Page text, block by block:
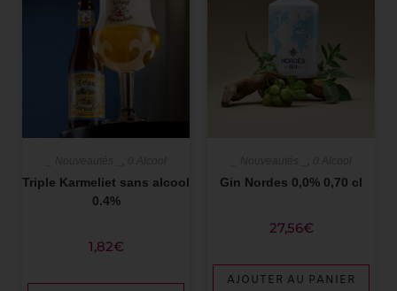
,
Triple Karmeliet sans alcool
0.4%
1,82€
,
Gin Nordes 0,0% 0,70 cl
27,56€
AJOUTER AU PANIER